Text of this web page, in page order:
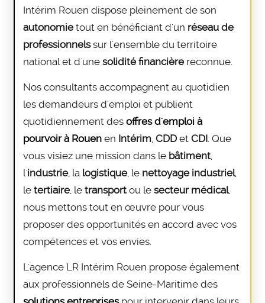
Intérim Rouen dispose pleinement de son
autonomietout en bénéficiant d'un réseau de
professionnelssur l'ensemble du territoire
national et d'une solidité financièrereconnue.
Nos consultants accompagnent au quotidien
les demandeurs d'emploi et publient
quotidiennement des offres d'emploi à
pourvoir à Rouen en Intérim, CDD et CDI. Que
vous visiez une mission dans le bâtiment,
l'industrie, la logistique, le nettoyage industriel,
le tertiaire, le transportou le secteur médical,
nous mettons tout en œuvre pour vous
proposer des opportunités en accord avec vos
compétences et vos envies.
L'agence LR Intérim Rouen propose également
aux professionnels de Seine-Maritime des